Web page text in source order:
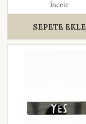
İncele
SEPETE EKLE